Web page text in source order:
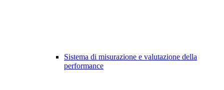
Sistema di misurazione e valutazione della
performance